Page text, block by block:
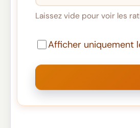
Laissez vide pour voir les
Afficher uniquement